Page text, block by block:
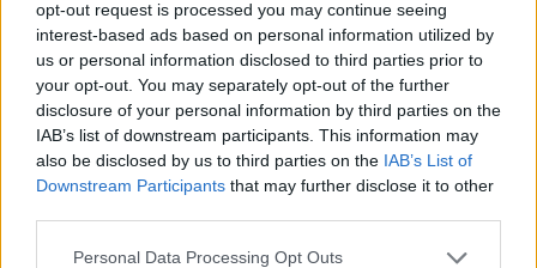
opt-out request is processed you may continue seeing
interest-based ads based on personal information utilized by
us or personal information disclosed to third parties prior to
your opt-out. You may separately opt-out of the further
disclosure of your personal information by third parties on the
IAB’s list of downstream participants. This information may
also be disclosed by us to third parties on the IAB’s List of
Downstream Participants that may further disclose it to other
Personal Data Processing Opt Outs
giocatore, desideroso di approdare a Torino.
Oggi, però, lo scenario appare diverso: secondo
le ultime indiscrezioni,Kolo Muani avrebbe
dato totale apertura a un eventuale
trasferimento alla Juventus, confermando di
vedere nel progetto bianconero una